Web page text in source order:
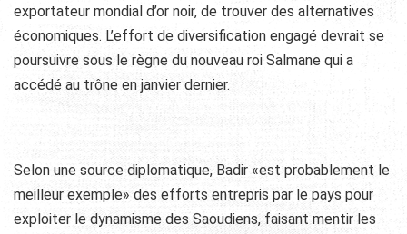
exportateur mondial d’or noir, de trouver des alternatives
économiques. L’effort de diversification engagé devrait se
poursuivre sous le règne du nouveau roi Salmane qui a
accédé au trône en janvier dernier.
Selon une source diplomatique, Badir «est probablement le
meilleur exemple» des efforts entrepris par le pays pour
exploiter le dynamisme des Saoudiens, faisant mentir les